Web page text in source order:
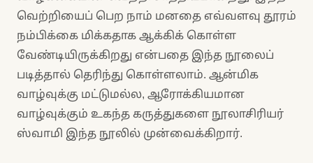
வெற்றியைப் பெற நாம் மனதை எவ்வளவு தூரம்
நம்பிக்கை மிக்கதாக ஆக்கிக் கொள்ள
வேண்டியிருக்கிறது என்பதை இந்த நூலைப்
படித்தால் தெரிந்து கொள்ளலாம். ஆன்மிக
வாழ்வுக்கு மட்டுமல்ல, ஆரோக்கியமான
வாழ்வுக்கும் உகந்த கருத்துகளை நூலாசிரியர்
ஸ்வாமி இந்த நூலில் முன்வைக்கிறார்.